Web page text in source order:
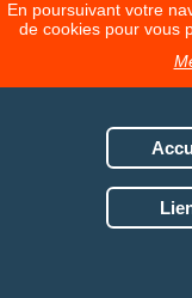
En poursuivant votre
de cookies pour vous